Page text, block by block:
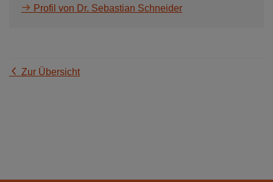
Profil von Dr. Sebastian Schneider
Zur Übersicht